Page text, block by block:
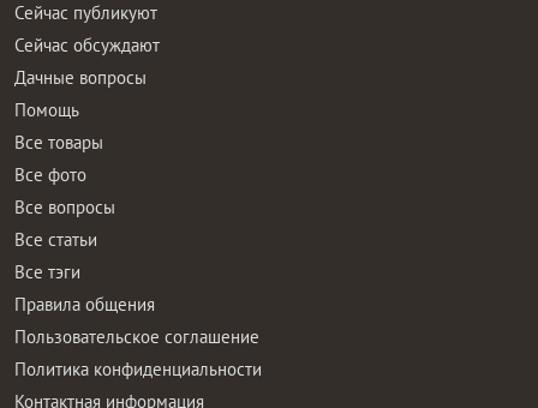
Сейчас публикуют
Сейчас обсуждают
Дачные вопросы
Помощь
Все товары
Все фото
Все вопросы
Все статьи
Все тэги
Правила общения
Пользовательское соглашение
Политика конфиденциальности
Контактная информация